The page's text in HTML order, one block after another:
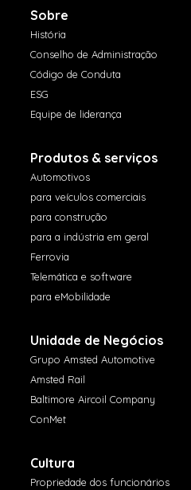
Sobre
História
Conselho de Administração
Código de Conduta
ESG
Equipe de liderança
Produtos & serviços
Automotivos
para veículos comerciais
para construção
para a indústria em geral
Ferrovia
Telemática e software
para eMobilidade
Unidade de Negócios
Grupo Amsted Automotive
Amsted Rail
Baltimore Aircoil Company
ConMet
Cultura
Propriedade dos funcionários